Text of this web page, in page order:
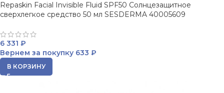
Repaskin Facial Invisible Fluid SPF50 Cолнцезащитное
сверхлегкое cредство 50 мл SESDERMA 40005609
6 331 ₽
Вернем за покупку 633 ₽
В КОРЗИНУ